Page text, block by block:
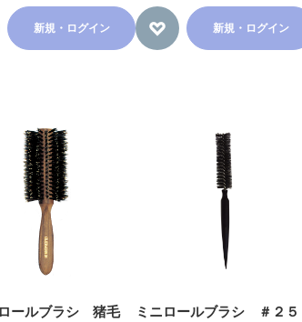
新規・ログイン 新規・ログイン
ールブラシ 猪毛
ミニロールブラシ ＃２５